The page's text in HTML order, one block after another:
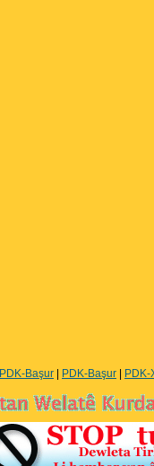
PDK-Başur PDK-Başur